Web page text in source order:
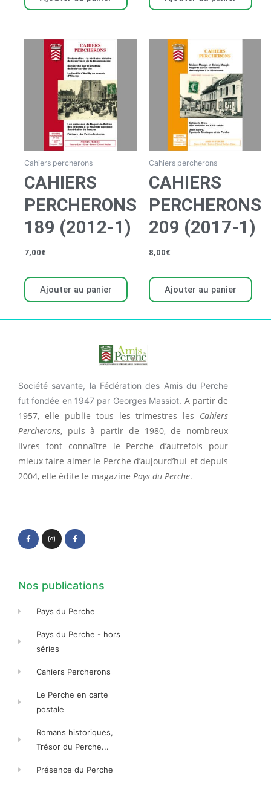
Cahiers percherons
CAHIERS
PERCHERONS
189 (2012-1)
7,00€
Ajouter au panier
Cahiers percherons
CAHIERS
PERCHERONS
209 (2017-1)
8,00€
Ajouter au panier
Société savante, la Fédération des Amis du Perche
fut fondée en 1947 par Georges Massiot. A partir de
1957, elle publie tous les trimestres les Cahiers
Percherons, puis à partir de 1980, de nombreux
livres font connaître le Perche d’autrefois pour
mieux faire aimer le Perche d’aujourd’hui et depuis
2004, elle édite le magazine Pays du Perche.
c
e
b
o
s
t
a
g
c
e
b
o
Nos publications
Pays du Perche
Pays du Perche - hors
séries
Cahiers Percherons
Le Perche en carte
postale
Romans historiques,
Trésor du Perche...
Présence du Perche